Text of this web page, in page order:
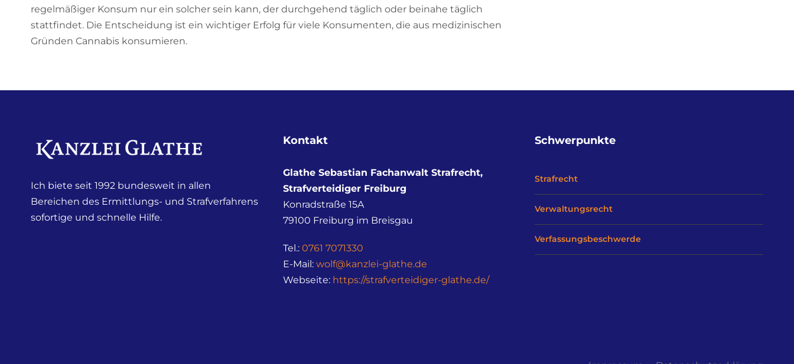
regelmäßiger Konsum nur ein solcher sein kann, der durchgehend täglich oder beinahe täglich
stattfindet. Die Entscheidung ist ein wichtiger Erfolg für viele Konsumenten, die aus medizinischen
Gründen Cannabis konsumieren.
Ich biete seit 1992 bundesweit in allen
Bereichen des Ermittlungs- und Strafverfahrens
sofortige und schnelle Hilfe.
Kontakt
Glathe Sebastian Fachanwalt Strafrecht,
Strafverteidiger Freiburg
Konradstraße 15A
79100 Freiburg im Breisgau
Tel.: 0761 7071330
E-Mail: wolf@kanzlei-glathe.de
Webseite: https://strafverteidiger-glathe.de/
Schwerpunkte
Strafrecht
Verwaltungsrecht
Verfassungsbeschwerde